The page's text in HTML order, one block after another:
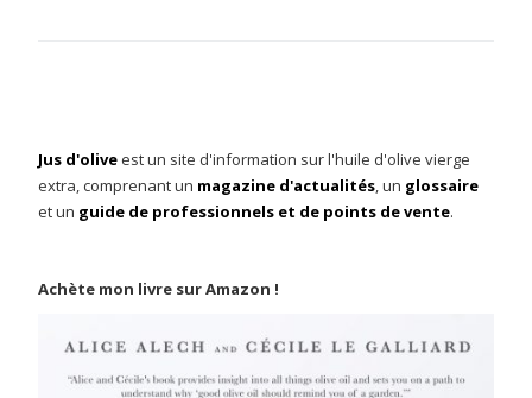
Jus d'oliveest un site d'information sur l'huile d'olive vierge
extra, comprenant un magazine d'actualités, un glossaire
et un guide de professionnels et de points de vente.
Achète mon livre sur Amazon !